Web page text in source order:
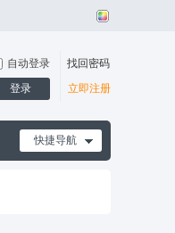
自动登录
找回密码
登录 立即注册
快捷导航